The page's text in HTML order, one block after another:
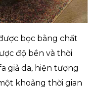
bọc bằng chất
độ bền và thời
giả da, hiện tượng
khoảng thời gian